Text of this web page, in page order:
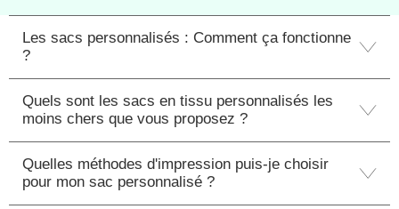
Les sacs personnalisés : Comment ça fonctionne
?
Quels sont les sacs en tissu personnalisés les
moins chers que vous proposez ?
Quelles méthodes d'impression puis-je choisir
pour mon sac personnalisé ?